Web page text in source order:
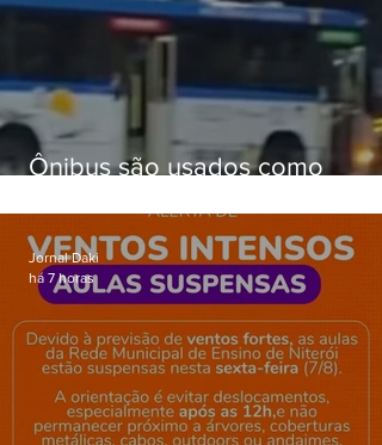
Ônibus são usados como
Gardênia Azul
Jornal Daki
há 7 horas